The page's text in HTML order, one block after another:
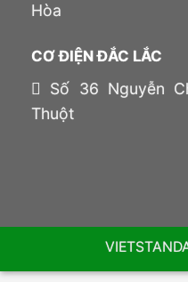
Hòa
CƠ ĐIỆN ĐẮC LẮC
Số 36 Nguyễn
Thuột